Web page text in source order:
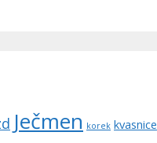
Ječmen korek kvasnice